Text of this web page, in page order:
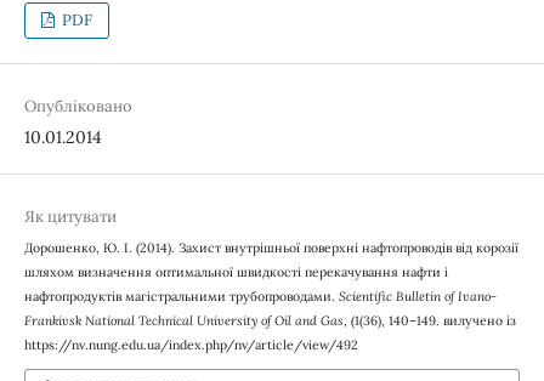
PDF
Опубліковано
10.01.2014
Як цитувати
Дорошенко, Ю. І. (2014). Захист внутрішньої поверхні нафтопроводів від корозії
шляхом визначення оптимальної швидкості перекачування нафти і
нафтопродуктів магістральними трубопроводами. Scientific Bulletin of Ivano-
Frankivsk National Technical University of Oil and Gas , (1(36), 140–149. вилучено із
https://nv.nung.edu.ua/index.php/nv/article/view/492